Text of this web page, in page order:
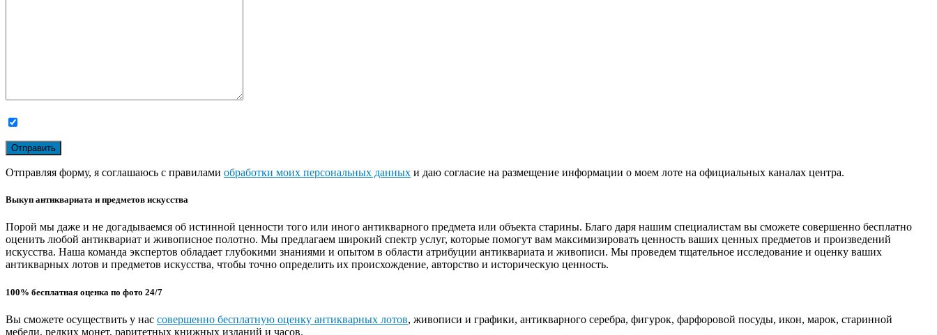
Отправляя форму, я соглашаюсь с правилами обработки моих персональных данных и даю согласие на размещение информации о моем лоте на официальных каналах центра.
Выкуп антиквариата и предметов искусства
Порой мы даже и не догадываемся об истинной ценности того или иного антикварного предмета или объекта старины. Благо даря нашим специалистам вы сможете совершенно бесплатно
оценить любой антиквариат и живописное полотно. Мы предлагаем широкий спектр услуг, которые помогут вам максимизировать ценность ваших ценных предметов и произведений
искусства. Наша команда экспертов обладает глубокими знаниями и опытом в области атрибуции антиквариата и живописи. Мы проведем тщательное исследование и оценку ваших
антикварных лотов и предметов искусства, чтобы точно определить их происхождение, авторство и историческую ценность.
100% бесплатная оценка по фото 24/7
Вы сможете осуществить у нас совершенно бесплатную оценку антикварных лотов, живописи и графики, антикварного серебра, фигурок, фарфоровой посуды, икон, марок, старинной
мебели, редких монет, раритетных книжных изданий и часов.